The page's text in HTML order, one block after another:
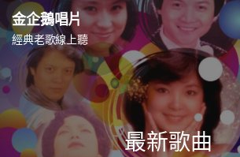
至
主
要
內
金企鵝唱片
經典老歌線上聽
最新歌曲